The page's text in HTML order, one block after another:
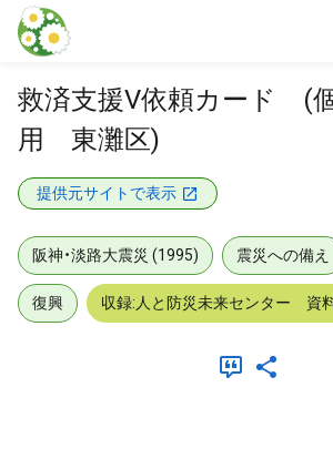
本文に飛ぶ
救済支援V依頼カード (個
用 東灘区)
提供元サイトで表示
阪神・淡路大震災 (1995) 震災への備え
復興 収録:人と防災未来センター 資